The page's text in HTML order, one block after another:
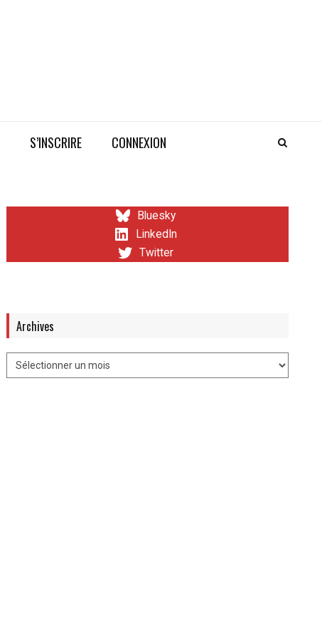
S’INSCRIRE CONNEXION
Bluesky
LinkedIn
Twitter
Archives